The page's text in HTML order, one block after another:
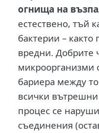
огнища на
естествено, тъй
бактерии – както
вредни. Добрите
микроорганизми
бариера между
всички вътрешни
процес се
съединения